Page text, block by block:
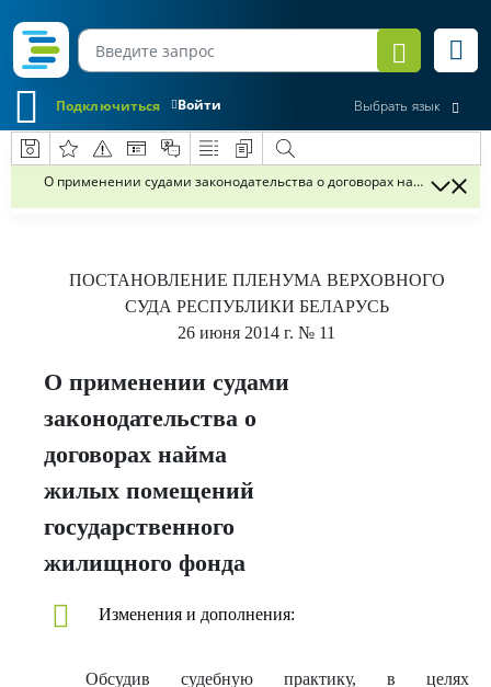
Войти
Подключиться Выбрать язык
О применении судами законодательства о договорах найма
ПОСТАНОВЛЕНИЕ ПЛЕНУМА ВЕРХОВНОГО
СУДА РЕСПУБЛИКИ БЕЛАРУСЬ
26 июня 2014 г. № 11
О применении судами
законодательства о
договорах найма
жилых помещений
государственного
жилищного фонда
Изменения и дополнения:
Обсудив судебную практику, в целях